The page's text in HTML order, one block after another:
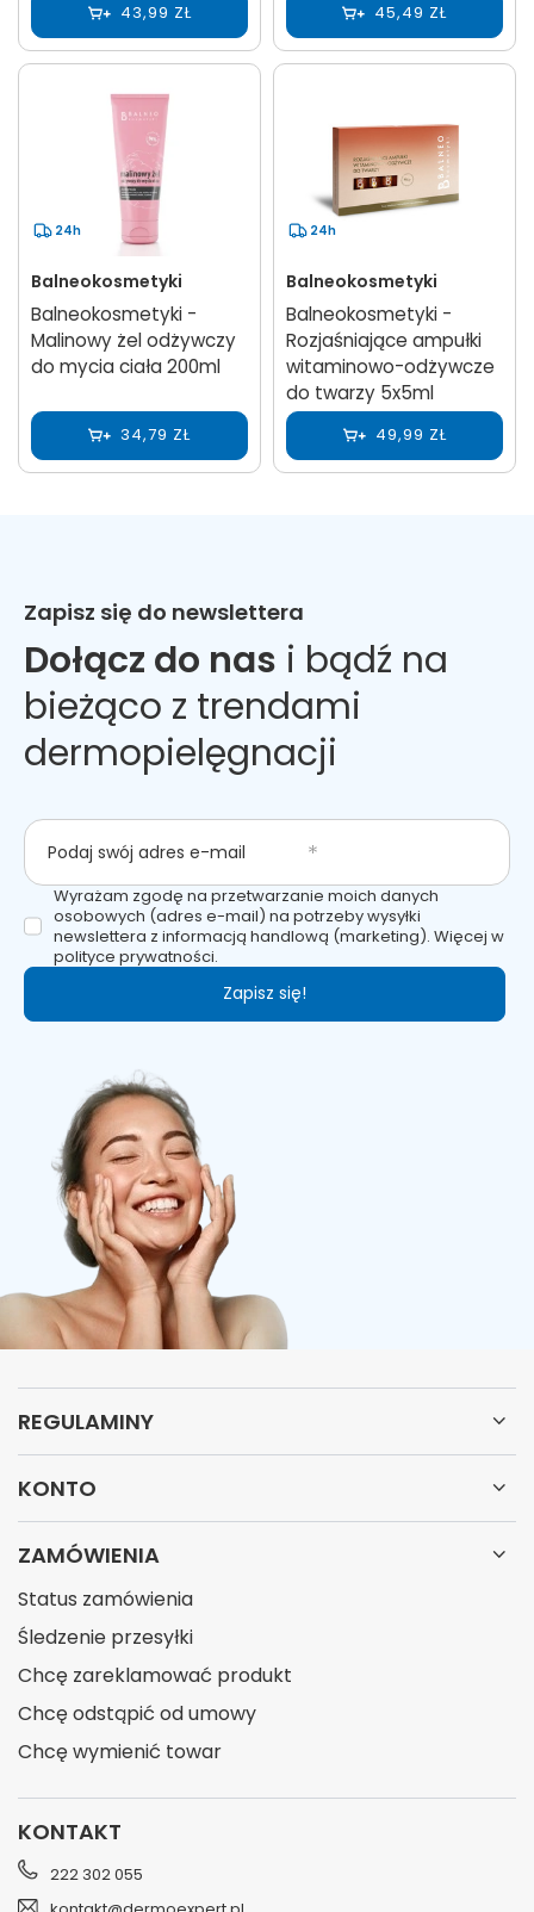
43,99 ZŁ 45,49 ZŁ
24h
Balneokosmetyki
Balneokosmetyki -
Malinowy żel odżywczy
do mycia ciała 200ml
34,79 ZŁ
24h
Balneokosmetyki
Balneokosmetyki -
Rozjaśniające ampułki
witaminowo-odżywcze
do twarzy 5x5ml
49,99 ZŁ
Zapisz się do newslettera
Dołącz do nas i bądź na
bieżąco z trendami
dermopielęgnacji
Podaj swój adres e-mail
Wyrażam zgodę na przetwarzanie moich danych
osobowych (adres e-mail) na potrzeby wysyłki
newslettera z informacją handlową (marketing). Więcej w
polityce prywatności.
Zapisz się!
REGULAMINY
KONTO
ZAMÓWIENIA
Status zamówienia
Śledzenie przesyłki
Chcę zareklamować produkt
Chcę odstąpić od umowy
Chcę wymienić towar
KONTAKT
222 302 055